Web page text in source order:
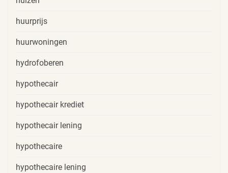
huurprijs
huurwoningen
hydrofoberen
hypothecair
hypothecair krediet
hypothecair lening
hypothecaire
hypothecaire lening